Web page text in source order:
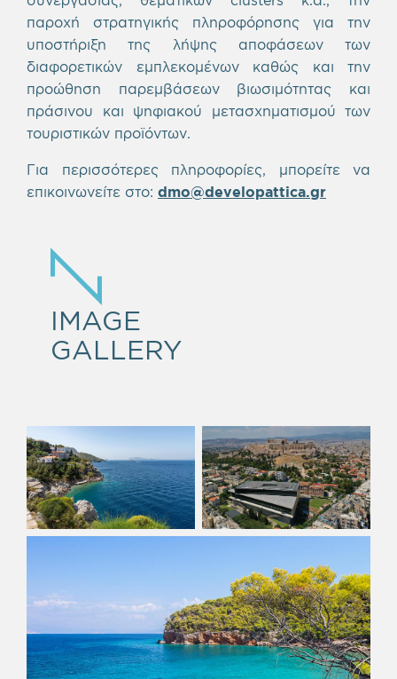
παροχή στρατηγικής πληροφόρησης για την
υποστήριξη της λήψης αποφάσεων των
διαφορετικών εμπλεκομένων καθώς και την
προώθηση παρεμβάσεων βιωσιμότητας και
πράσινου και ψηφιακού μετασχηματισμού των
τουριστικών προϊόντων.
Για περισσότερες πληροφορίες, μπορείτε να
επικοινωνείτε στο: dmo@developattica.gr
IMAGE
GALLERY